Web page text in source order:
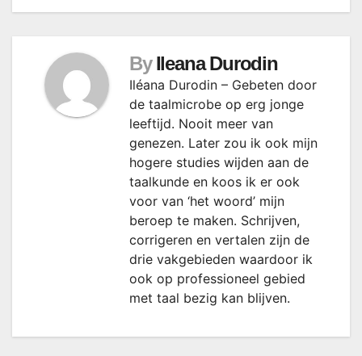
By Ileana Durodin
Iléana Durodin – Gebeten door
de taalmicrobe op erg jonge
leeftijd. Nooit meer van
genezen. Later zou ik ook mijn
hogere studies wijden aan de
taalkunde en koos ik er ook
voor van ‘het woord’ mijn
beroep te maken. Schrijven,
corrigeren en vertalen zijn de
drie vakgebieden waardoor ik
ook op professioneel gebied
met taal bezig kan blijven.